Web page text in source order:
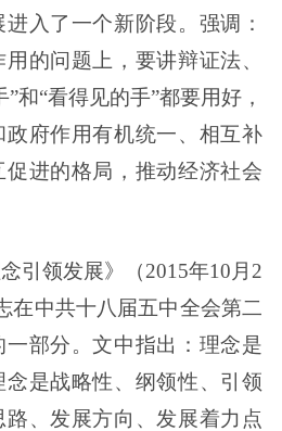
入了一个新阶段。强调：
的问题上，要讲辩证法、
和“看得见的手”都要用好，
府作用有机统一、相互补
进的格局，推动经济社会
领发展》（2015年10月2
在中共十八届五中全会第二
部分。文中指出：理念是
是战略性、纲领性、引领
、发展方向、发展着力点